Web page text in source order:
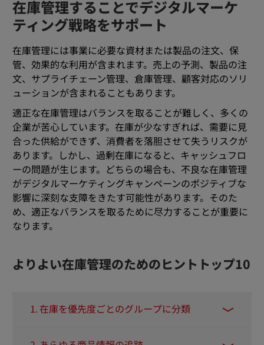
在庫管理することでデジタルマーケ
ティング戦略をサポート
在庫管理には事業に必要な資材または製品の注文、保
管、効果的な利用が含まれます。売上の予測、製品の注
文、サプライチェーン管理、倉庫管理、顧客対応のソリ
ューションが含まれることもあります。
適正な在庫管理はバランスを取ることが難しく、多くの
企業が苦心しています。在庫が少なすぎれば、需要に見
合った供給ができず、消費者を落胆させて失うリスクが
あります。しかし、過剰在庫になると、キャッシュフロ
ーの問題が生じます。どちらの場合も、不良な在庫管理
がデジタルマーケティングキャンペーンのポジティブな
影響に深刻な支障をきたす可能性があります。そのた
め、適正なバランスを取るために尽力することが重要に
なります。
よりよい在庫管理のためのヒントトップ10
1. 在庫を優先度ごとのグループに分類